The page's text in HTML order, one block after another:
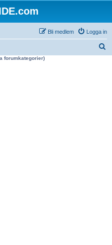
Logga in
Bli medlem
forumkategorier)